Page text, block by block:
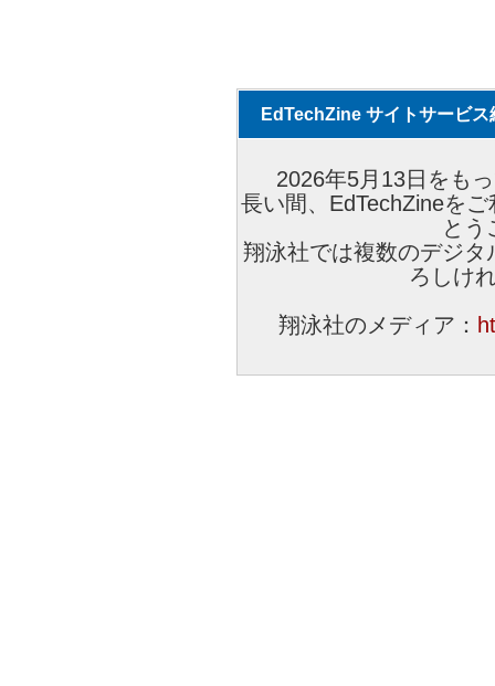
EdTechZine サイトサービス
2026年5月13日をも
長い間、EdTechZineを
とう
翔泳社では複数のデジ
ろしけ
翔泳社のメディア：